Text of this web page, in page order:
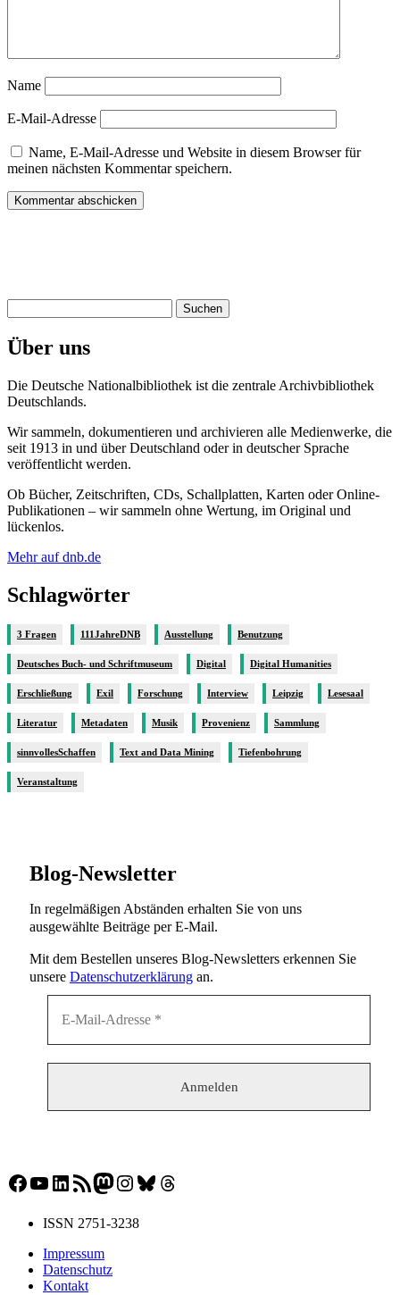
Name
E-Mail-Adresse
Name, E-Mail-Adresse und Website in diesem Browser für
meinen nächsten Kommentar speichern.
nach:
Über uns
Die Deutsche Nationalbibliothek ist die zentrale Archivbibliothek
Deutschlands.
Wir sammeln, dokumentieren und archivieren alle Medienwerke, die
seit 1913 in und über Deutschland oder in deutscher Sprache
veröffentlicht werden.
Ob Bücher, Zeitschriften, CDs, Schallplatten, Karten oder Online-
Publikationen – wir sammeln ohne Wertung, im Original und
lückenlos.
Mehr auf dnb.de
Schlagwörter
3 Fragen 111JahreDNB Ausstellung Benutzung
Deutsches Buch- und Schriftmuseum Digital Digital Humanities
Erschließung Exil Forschung Interview Leipzig Lesesaal
Literatur Metadaten Musik Provenienz Sammlung
sinnvollesSchaffen Text and Data Mining Tiefenbohrung
Veranstaltung
Blog-Newsletter
In regelmäßigen Abständen erhalten Sie von uns
ausgewählte Beiträge per E-Mail.
Mit dem Bestellen unseres Blog-Newsletters erkennen Sie
unsere Datenschutzerklärung an.
Facebook
YouTube
LinkedIn
RSS-FeedMastodon
Instagram
Bluesky
Threads
ISSN 2751-3238
Impressum
Datenschutz
Kontakt